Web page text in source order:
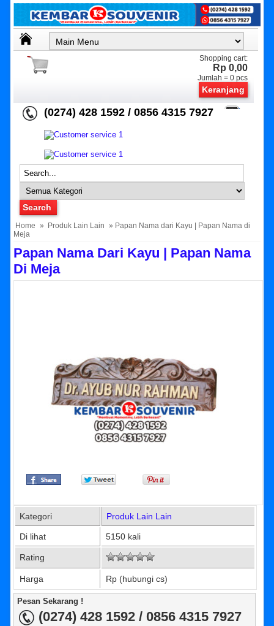
Shopping cart:
Rp 0,00
Jumlah =0 pcs
Keranjang
(0274) 428 1592 / 0856 4315 7927
Home » Produk Lain Lain » Papan Nama dari Kayu | Papan Nama di
Meja
Papan Nama Dari Kayu | Papan Nama
Di Meja
Kategori Produk Lain Lain
Di lihat 5150 kali
Rating
Harga Rp (hubungi cs)
Pesan Sekarang !
(0274) 428 1592 / 0856 4315 7927